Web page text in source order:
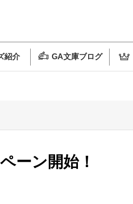
紹介 GA文庫ブログ
ーン開始！